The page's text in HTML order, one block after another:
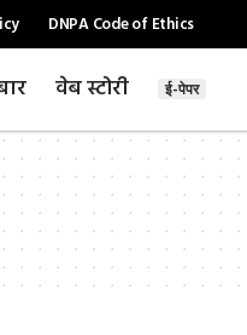
DNPA Code of Ethics
वेब स्टोरी ई-पेपर